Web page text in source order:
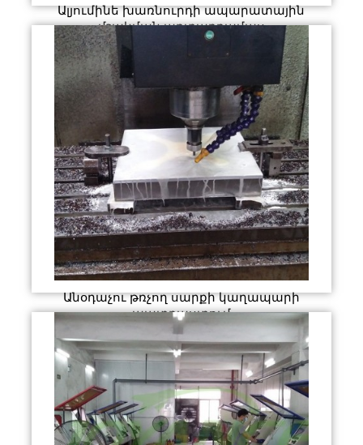
Ալյումինե խառնուրդի ապարատային
մշակման արտադրամաս
Անօդաչու թռչող սարքի կաղապարի
պատրաստում